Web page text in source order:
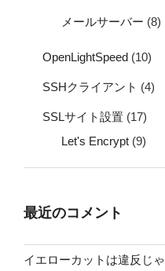
メールサーバー (8)
OpenLightSpeed (10)
SSHクライアント (4)
SSLサイト設置 (17)
Let's Encrypt (9)
最近のコメント
イエローカットは違反じ